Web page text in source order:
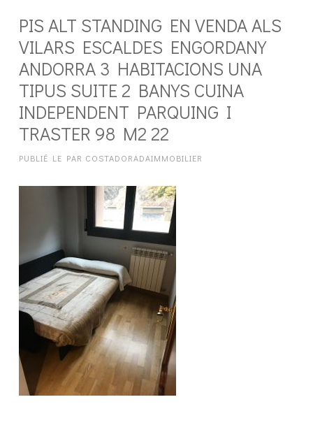
PIS ALT STANDING EN VENDA ALS
VILARS ESCALDES ENGORDANY
ANDORRA 3 HABITACIONS UNA
TIPUS SUITE 2 BANYS CUINA
INDEPENDENT PARQUING I
TRASTER 98 M2 22
PUBLIÉ LE PAR COSTADORADAIMMOBILIER